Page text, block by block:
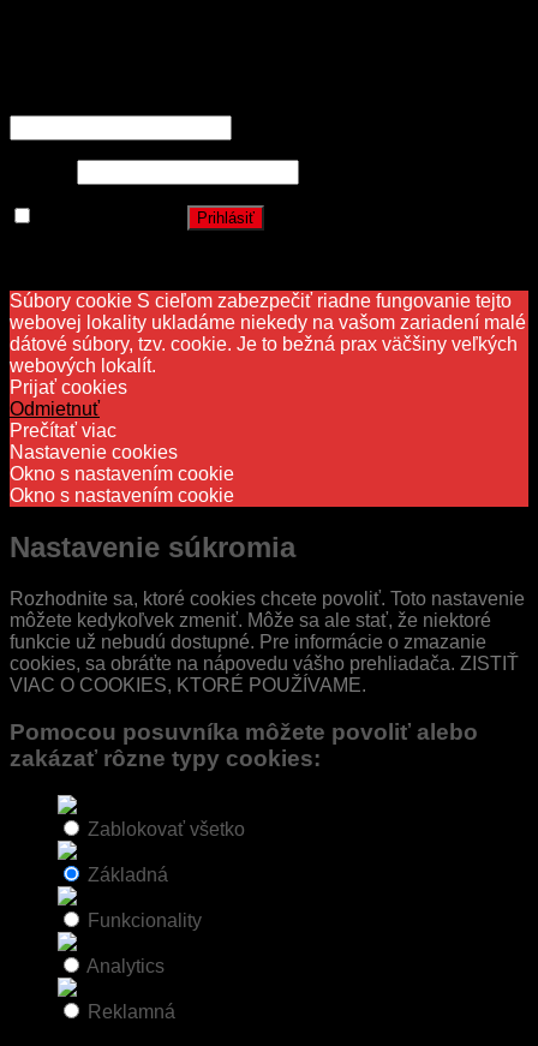
Prihlásiť
Súbory cookie S cieľom zabezpečiť riadne fungovanie tejto
webovej lokality ukladáme niekedy na vašom zariadení malé
dátové súbory, tzv. cookie. Je to bežná prax väčšiny veľkých
webových lokalít.
Prijať cookies
Odmietnuť
Prečítať viac
Nastavenie cookies
Okno s nastavením cookie
Okno s nastavením cookie
Nastavenie súkromia
Rozhodnite sa, ktoré cookies chcete povoliť. Toto nastavenie
môžete kedykoľvek zmeniť. Môže sa ale stať, že niektoré
funkcie už nebudú dostupné. Pre informácie o zmazanie
cookies, sa obráťte na nápovedu vášho prehliadača. ZISTIŤ
VIAC O COOKIES, KTORÉ POUŽÍVAME.
Pomocou posuvníka môžete povoliť alebo
zakázať rôzne typy cookies:
Zablokovať všetko
Základná
Funkcionality
Analytics
Reklamná